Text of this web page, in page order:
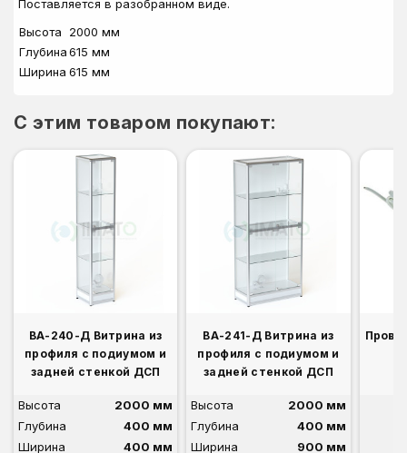
Поставляется в разобранном виде.
Высота
2000 мм
Глубина615 мм
Ширина 615 мм
C этим товаром покупают:
ВА-240-Д Витрина из
профиля с подиумом и
задней стенкой ДСП
Высота
2000 мм
Глубина
400 мм
Ширина
400 мм
ВА-241-Д Витрина из
профиля с подиумом и
задней стенкой ДСП
Высота
2000 мм
Глубина
400 мм
Ширина
900 мм